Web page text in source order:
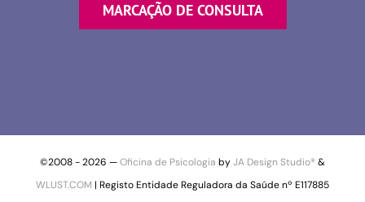
MARCAÇÃO DE CONSULTA
©2008 -2026 —Oficina de Psicologia byJA Design Studio®&
WLUST.COM | Registo Entidade Reguladora da Saúde nº E117885